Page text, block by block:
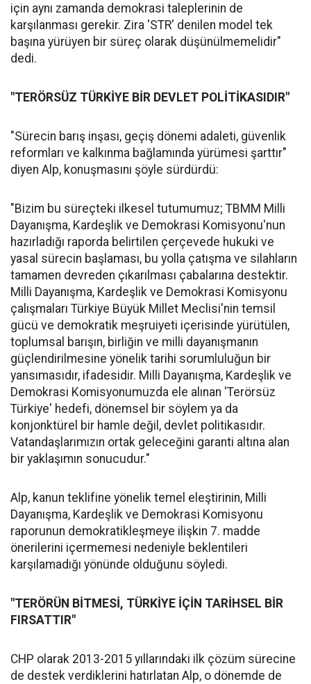
için aynı zamanda demokrasi taleplerinin de
karşılanması gerekir. Zira 'STR' denilen model tek
başına yürüyen bir süreç olarak düşünülmemelidir"
dedi.
"TERÖRSÜZ TÜRKİYE BİR DEVLET POLİTİKASIDIR"
"Sürecin barış inşası, geçiş dönemi adaleti, güvenlik
reformları ve kalkınma bağlamında yürümesi şarttır"
diyen Alp, konuşmasını şöyle sürdürdü:
"Bizim bu süreçteki ilkesel tutumumuz; TBMM Milli
Dayanışma, Kardeşlik ve Demokrasi Komisyonu'nun
hazırladığı raporda belirtilen çerçevede hukuki ve
yasal sürecin başlaması, bu yolla çatışma ve silahların
tamamen devreden çıkarılması çabalarına destektir.
Milli Dayanışma, Kardeşlik ve Demokrasi Komisyonu
çalışmaları Türkiye Büyük Millet Meclisi'nin temsil
gücü ve demokratik meşruiyeti içerisinde yürütülen,
toplumsal barışın, birliğin ve milli dayanışmanın
güçlendirilmesine yönelik tarihi sorumluluğun bir
yansımasıdır, ifadesidir. Milli Dayanışma, Kardeşlik ve
Demokrasi Komisyonumuzda ele alınan 'Terörsüz
Türkiye' hedefi, dönemsel bir söylem ya da
konjonktürel bir hamle değil, devlet politikasıdır.
Vatandaşlarımızın ortak geleceğini garanti altına alan
bir yaklaşımın sonucudur."
Alp, kanun teklifine yönelik temel eleştirinin, Milli
Dayanışma, Kardeşlik ve Demokrasi Komisyonu
raporunun demokratikleşmeye ilişkin 7. madde
önerilerini içermemesi nedeniyle beklentileri
karşılamadığı yönünde olduğunu söyledi.
"TERÖRÜN BİTMESİ, TÜRKİYE İÇİN TARİHSEL BİR
FIRSATTIR"
CHP olarak 2013-2015 yıllarındaki ilk çözüm sürecine
de destek verdiklerini hatırlatan Alp, o dönemde de